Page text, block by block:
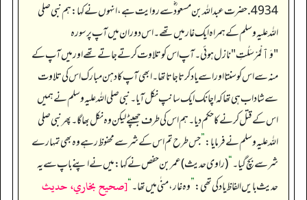
4934. حضرت عبداللہ بن مسعود ؓ سے روایت ہے، انہوں نے کہا: ہم نبی صلی
اللہ علیہ وسلم کے ہمراہ ایک غار میں تھے۔ اس دوران میں آپ پر سورہ
"وَٱلْمُرْسَلَـٰتِ" نازل ہوئی۔ آپ اس کو تلاوت کرتے جاتے تھے اور میں آپ کے
منہ سے اس کو سنتا اور اسے یاد کرتا جاتا تھا۔ ابھی آپ کا دہن مبارک اس کی تلاوت
سے شاداب ہی تھا کہ اچانک ایک سانپ نکل آیا۔ نبی صلی اللہ علیہ وسلم نے ہمیں
اس کے قتل کرنے کا حکم دیا۔ ہم اس کی طرف جھپٹے لیکن وہ نکل بھاگا۔ پھر نبی صلی
اللہ علیہ وسلم نے فرمایا:”جس طرح تم اس کے شر سے محفوظ رہے وہ بھی تمہارے
شر سے بچ گیا۔“(راوی حدیث) عمر بن حفص نے کہا: میں نے اپنے باپ سے یہ
حدیث بایں الفاظ یاد کی تھی:”وہ غار، منٰی میں تھا۔“[صحيح بخاري، حديث